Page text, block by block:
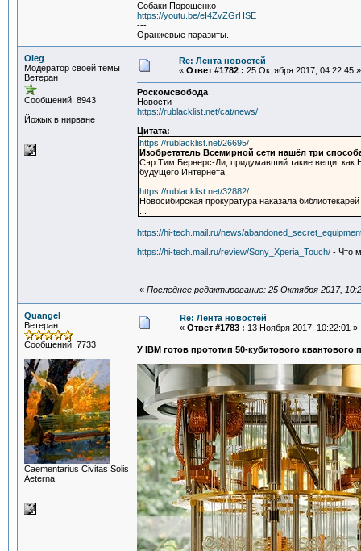
Собаки Порошенко
https://youtu.be/eI4ZvZGrHSE
---
Оранжевые паразиты.
Oleg
Модератор своей темы
Ветеран
Сообщений: 8943
Йожык в нирване
Re: Лента новостей
« Ответ #1782 : 25 Октября 2017, 04:22:45 »
Роскомсвобода
Новости
https://rublacklist.net/cat/news/
Цитата:
https://rublacklist.net/26695/
Изобретатель Всемирной сети нашёл три
Сэр Тим Бернерс-Ли, придумавший такие вещи, как
будущего Интернета
https://rublacklist.net/32882/
Новосибирская прокуратура наказала
https://hi-tech.mail.ru/news/
https://hi-tech.mail.ru/review/Sony_Xperia_Touch/ - Что
« Последнее редактирование: 25 Октября 2017,
Quangel
Ветеран
Сообщений: 7733
Сaementarius Civitas Solis
Aeterna
Re: Лента новостей
« Ответ #1783 : 13 Ноября 2017, 10:22:01 »
У IBM готов прототип 50-кубитового квантового